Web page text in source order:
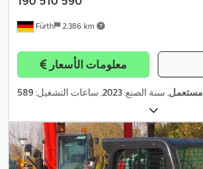
Fürth 2.386 km
معلومات الأسعار
مستعمل, سنة الصنع:2023, ساعات التشغيل: